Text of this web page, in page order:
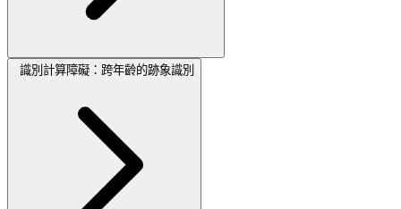
識別計算障礙：跨年齡的跡象識別